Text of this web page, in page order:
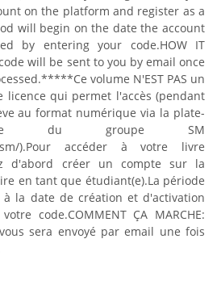
on the platform and register as a
will begin on the date the account
by entering your code.HOW IT
will be sent to you by email once
*****Ce volume N'EST PAS un
licence qui permet l'accès (pendant
au format numérique via la plate-
du groupe SM
).Pour accéder à votre livre
d'abord créer un compte sur la
en tant que étudiant(e).La période
à la date de création et d'activation
code.COMMENT ÇA MARCHE:
sera envoyé par email une fois